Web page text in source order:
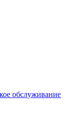
обслуживание